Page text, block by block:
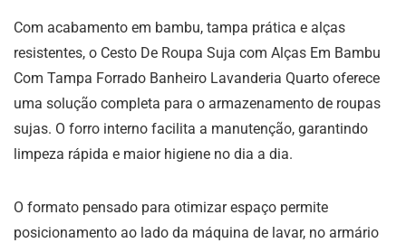
Com acabamento em bambu, tampa prática e alças
resistentes, o Cesto De Roupa Suja com Alças Em Bambu
Com Tampa Forrado Banheiro Lavanderia Quarto oferece
uma solução completa para o armazenamento de roupas
sujas. O forro interno facilita a manutenção, garantindo
limpeza rápida e maior higiene no dia a dia.
O formato pensado para otimizar espaço permite
posicionamento ao lado da máquina de lavar, no armário